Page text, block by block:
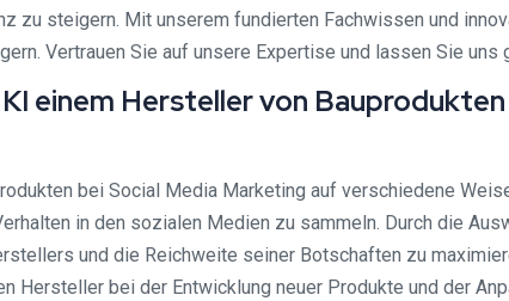
zu steigern. Mit unserem fundierten Fachwissen und
Vertrauen Sie auf unsere Expertise und lassen Sie uns
einem Hersteller von
bei Social Media Marketing auf verschiedene
in den sozialen Medien zu sammeln. Durch die
und die Reichweite seiner Botschaften zu
Hersteller bei der Entwicklung neuer Produkte und der